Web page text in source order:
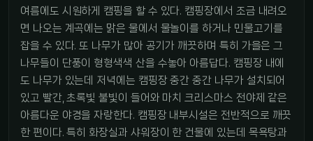
여름에도 시원하게 캠핑을 할 수 있다. 캠핑장에서 조금 내려오
면 나오는 계곡에는 맑은 물에서 물놀이를 하거나 민물고기를
잡을 수 있다. 또 나무가 많아 공기가 깨끗하며 특히 가을은 그
나무들이 단풍이 형형색색 산을 수놓아 아름답다. 캠핑장 내에
도 나무가 있는데 저녁에는 캠핑장 중간 중간 나무가 설치되어
있고 빨간, 초록빛 불빛이 들어와 마치 크리스마스 전야제 같은
아름다운 야경을 자랑한다. 캠핑장 내부시설은 전반적으로 깨끗
한 편이다. 특히 화장실과 샤워장이 한 건물에 있는데 목욕탕과